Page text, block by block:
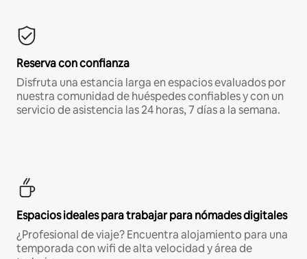
Reserva con confianza
Disfruta una estancia larga en espacios evaluados por
nuestra comunidad de huéspedes confiables y con un
servicio de asistencia las 24 horas, 7 días a la semana.
Espacios ideales para trabajar para nómades digitales
¿Profesional de viaje? Encuentra alojamiento para una
temporada con wifi de alta velocidad y área de